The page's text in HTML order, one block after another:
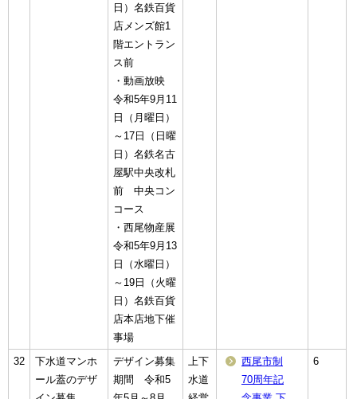
日）名鉄百貨
店メンズ館1
階エントラン
ス前
・動画放映
令和5年9月11
日（月曜日）
～17日（日曜
日）名鉄名古
屋駅中央改札
前 中央コン
コース
・西尾物産展
令和5年9月13
日（水曜日）
～19日（火曜
日）名鉄百貨
店本店地下催
事場
32
下水道マンホ
ール蓋のデザ
デザイン募集
期間 令和5
上下
水道
西尾市制
70周年記
6